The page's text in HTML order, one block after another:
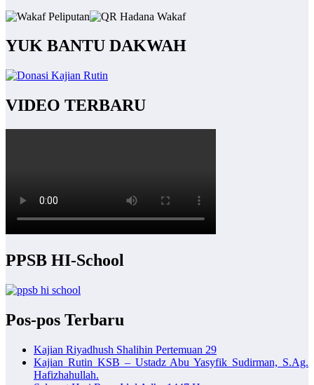
YUK BANTU DAKWAH
VIDEO TERBARU
PPSB HI-School
Pos-pos Terbaru
Kajian Riyadhush Shalihin Pertemuan 29
Kajian Rutin KSB – Ustadz Abu Yasyfik Sudirman, S.Ag.
Hafizhahullah.